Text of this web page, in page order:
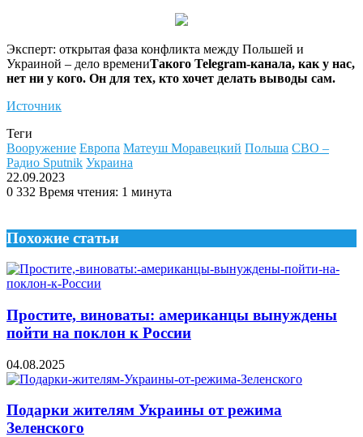
Эксперт: открытая фаза конфликта между Польшей и
Украиной – дело времениТакого Telegram-канала, как у нас,
нет ни у кого. Он для тех, кто хочет делать выводы сам.
Источник
Теги
Вооружение Европа Матеуш Моравецкий Польша СВО –
Радио Sputnik Украина
22.09.2023
0 332 Время чтения: 1 минута
Похожие статьи
Простите, виноваты: американцы вынуждены
пойти на поклон к России
04.08.2025
Подарки жителям Украины от режима
Зеленского